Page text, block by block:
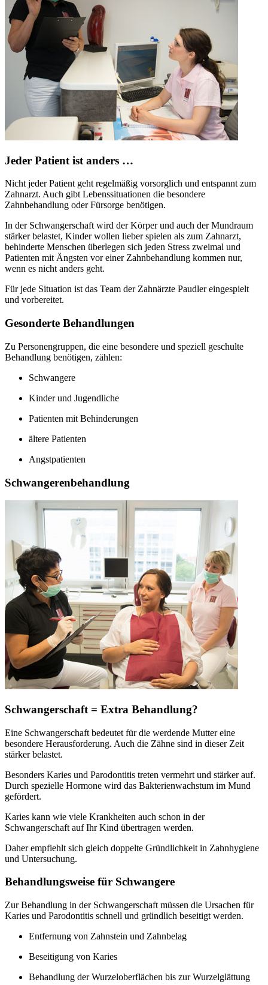
Jeder Patient ist anders …
Nicht jeder Patient geht regelmäßig vorsorglich und entspannt zum
Zahnarzt. Auch gibt Lebenssituationen die besondere
Zahnbehandlung oder Fürsorge benötigen.
In der Schwangerschaft wird der Körper und auch der Mundraum
stärker belastet, Kinder wollen lieber spielen als zum Zahnarzt,
behinderte Menschen überlegen sich jeden Stress zweimal und
Patienten mit Ängsten vor einer Zahnbehandlung kommen nur,
wenn es nicht anders geht.
Für jede Situation ist das Team der Zahnärzte Paudler eingespielt
und vorbereitet.
Gesonderte Behandlungen
Zu Personengruppen, die eine besondere und speziell geschulte
Behandlung benötigen, zählen:
Schwangere
Kinder und Jugendliche
Patienten mit Behinderungen
ältere Patienten
Angstpatienten
Schwangerenbehandlung
Schwangerschaft = Extra Behandlung?
Eine Schwangerschaft bedeutet für die werdende Mutter eine
besondere Herausforderung. Auch die Zähne sind in dieser Zeit
stärker belastet.
Besonders Karies und Parodontitis treten vermehrt und stärker auf.
Durch spezielle Hormone wird das Bakterienwachstum im Mund
gefördert.
Karies kann wie viele Krankheiten auch schon in der
Schwangerschaft auf Ihr Kind übertragen werden.
Daher empfiehlt sich gleich doppelte Gründlichkeit in Zahnhygiene
und Untersuchung.
Behandlungsweise für Schwangere
Zur Behandlung in der Schwangerschaft müssen die Ursachen für
Karies und Parodontitis schnell und gründlich beseitigt werden.
Entfernung von Zahnstein und Zahnbelag
Beseitigung von Karies
Behandlung der Wurzeloberflächen bis zur Wurzelglättung